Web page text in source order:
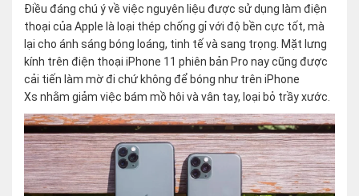
Điều đáng chú ý về việc nguyên liệu được sử dụng làm điện
thoại của Apple là loại thép chống gỉ với độ bền cực tốt, mà
lại cho ánh sáng bóng loáng, tinh tế và sang trọng. Mặt lưng
kính trên điện thoại iPhone 11 phiên bản Pro nay cũng được
cải tiến làm mờ đi chứ không để bóng như trên iPhone
Xs nhằm giảm việc bám mồ hôi và vân tay, loại bỏ trầy xước.